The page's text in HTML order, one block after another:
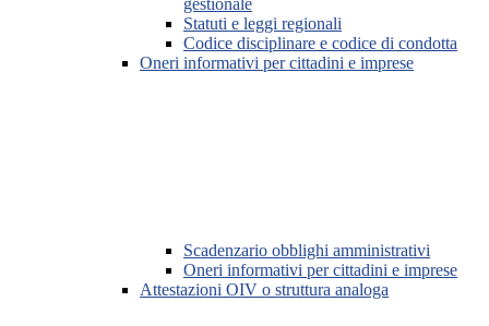
gestionale
Statuti e leggi regionali
Codice disciplinare e codice di condotta
Oneri informativi per cittadini e imprese
Scadenzario obblighi amministrativi
Oneri informativi per cittadini e imprese
Attestazioni OIV o struttura analoga